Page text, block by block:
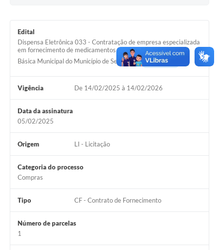
Arquivos para Download
SIC
FAQ
Jornal
Galeria de Fotos
Galeria de Vídeos
Diário Oficial
Contratos, Convênios e Publicações MROSC
Edital
Dispensa Eletrônica 033 - Contratação de empresa especializada
em fornecimento de medicamentos para atender à Farmácia
Básica Municipal do Município de Serro/MG
Acessar
Vigência De 14/02/2025 à 14/02/2026
Data da assinatura
05/02/2025
Origem LI - Licitação
Categoria do processo
Compras
Tipo CF - Contrato de Fornecimento
Número de parcelas
1